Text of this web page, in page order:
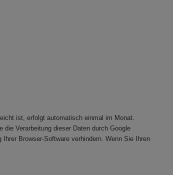
ist, erfolgt automatisch einmal im Monat.
Verarbeitung dieser Daten durch Google
Browser-Software verhindern. Wenn Sie Ihren